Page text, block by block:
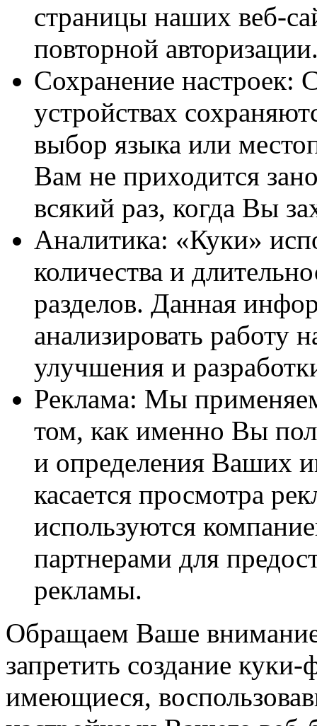
страницы наших веб-
повторной
Сохранение
устройствах
выбор языка или
Вам не приходится
всякий раз, когда Вы
Аналитика: «Куки»
количества и
разделов. Данная
анализировать работу
улучшения и
Реклама: Мы
том, как именно Вы
и определения Ваших
касается просмотра
используются
партнерами для
рекламы.
Обращаем Ваше
запретить создание
имеющиеся,